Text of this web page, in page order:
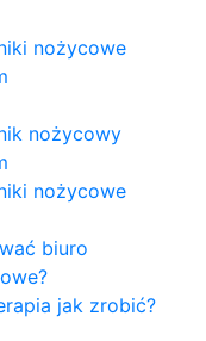
nożycowe
nożycowy
nożycowe
biuro
jak zrobić?